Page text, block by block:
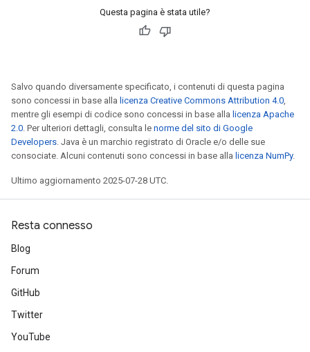
Questa pagina è stata utile?
Salvo quando diversamente specificato, i contenuti di questa pagina
sono concessi in base alla licenza Creative Commons Attribution 4.0,
mentre gli esempi di codice sono concessi in base alla licenza Apache
2.0. Per ulteriori dettagli, consulta le norme del sito di Google
Developers. Java è un marchio registrato di Oracle e/o delle sue
consociate. Alcuni contenuti sono concessi in base alla licenza NumPy.
Ultimo aggiornamento 2025-07-28 UTC.
Resta connesso
Blog
Forum
GitHub
Twitter
YouTube